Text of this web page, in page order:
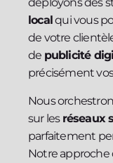
localqui vous
de votre
de publicité
précisément
Nous
sur les réseaux
parfaitement
Notre